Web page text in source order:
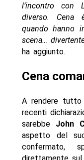
l’incontro con
diverso.
quando hanno
scena…
ha aggiunto.
Cena
A rendere tutto
recenti
sarebbe John
aspetto del
confermato,